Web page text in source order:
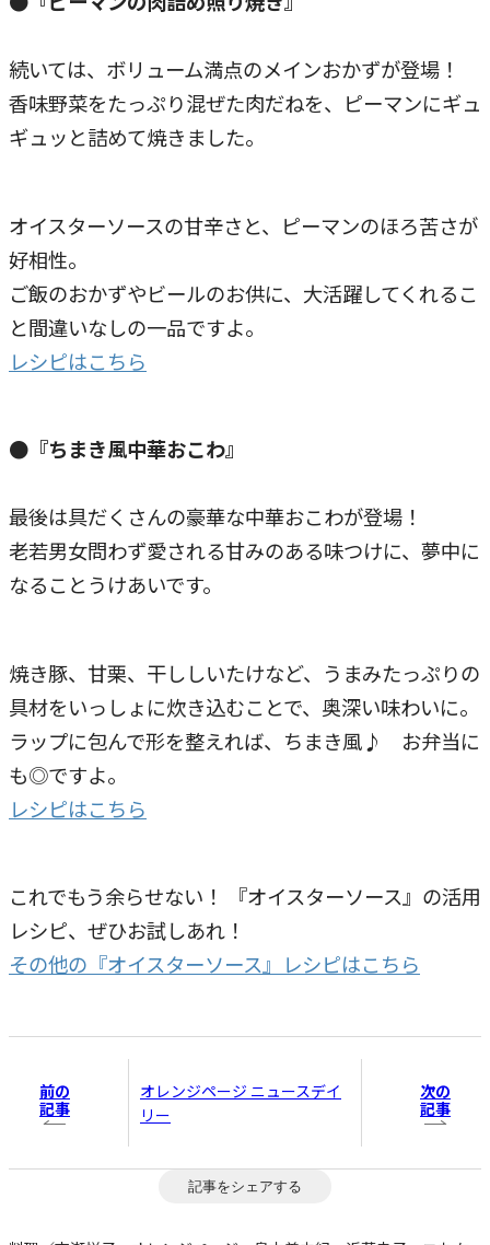
続いては、ボリューム満点のメインおかずが登場！
香味野菜をたっぷり混ぜた肉だねを、ピーマンにギュ
ギュッと詰めて焼きました。
オイスターソースの甘辛さと、ピーマンのほろ苦さが
好相性。
ご飯のおかずやビールのお供に、大活躍してくれるこ
と間違いなしの一品ですよ。
レシピはこちら
●『ちまき風中華おこわ』
最後は具だくさんの豪華な中華おこわが登場！
老若男女問わず愛される甘みのある味つけに、夢中に
なることうけあいです。
焼き豚、甘栗、干ししいたけなど、うまみたっぷりの
具材をいっしょに炊き込むことで、奥深い味わいに。
ラップに包んで形を整えれば、ちまき風♪ お弁当に
も◎ですよ。
レシピはこちら
これでもう余らせない！ 『オイスターソース』の活用
レシピ、ぜひお試しあれ！
その他の『オイスターソース』レシピはこちら
前の
記事
オレンジページ ニュースデイ
リー
次の
記事
記事をシェアする